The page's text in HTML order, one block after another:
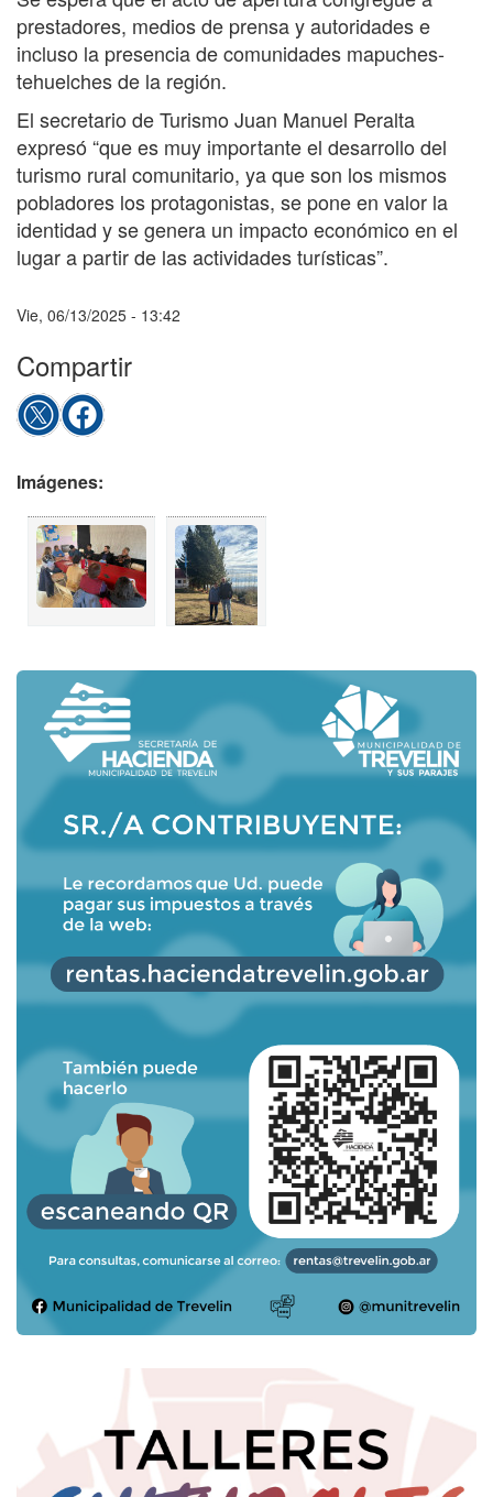
prestadores, medios de prensa y autoridades e
incluso la presencia de comunidades mapuches-
tehuelches de la región.
El secretario de Turismo Juan Manuel Peralta
expresó “que es muy importante el desarrollo del
turismo rural comunitario, ya que son los mismos
pobladores los protagonistas, se pone en valor la
identidad y se genera un impacto económico en el
lugar a partir de las actividades turísticas”.
Vie, 06/13/2025 - 13:42
Compartir
Imágenes: